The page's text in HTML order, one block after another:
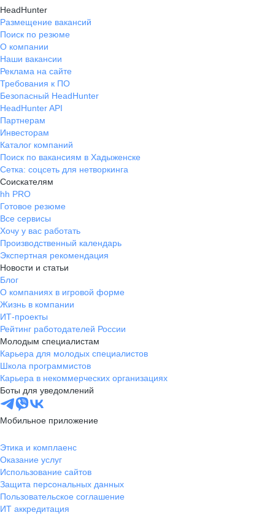
HeadHunter
Размещение вакансий
Поиск по резюме
О компании
Наши вакансии
Реклама на сайте
Требования к ПО
Безопасный HeadHunter
HeadHunter API
Партнерам
Инвесторам
Каталог компаний
Поиск по вакансиям в Хадыженске
Сетка: соцсеть для нетворкинга
Соискателям
hh PRO
Готовое резюме
Все сервисы
Хочу у вас работать
Производственный календарь
Экспертная рекомендация
Новости и статьи
Блог
О компаниях в игровой форме
Жизнь в компании
ИТ-проекты
Рейтинг работодателей России
Молодым специалистам
Карьера для молодых специалистов
Школа программистов
Карьера в некоммерческих организациях
Боты для уведомлений
Мобильное приложение
Этика и комплаенс
Оказание услуг
Использование сайтов
Защита персональных данных
Пользовательское соглашение
ИТ аккредитация